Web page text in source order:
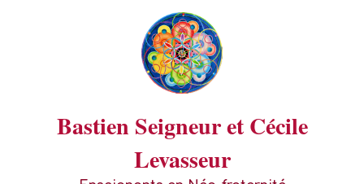
Bastien Seigneur et Cécile
Levasseur